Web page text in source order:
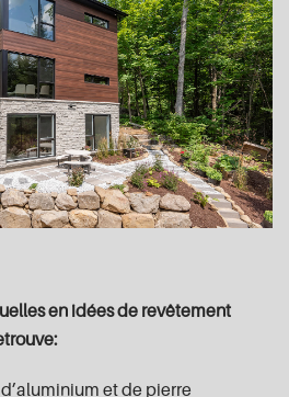
en idées de revêtement
et de pierre